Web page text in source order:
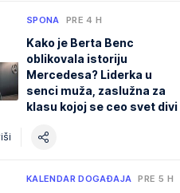
SPONA PRE 4 H
Kako je Berta Benc
oblikovala istoriju
Mercedesa? Liderka u
senci muža, zaslužna za
klasu kojoj se ceo svet divi
KALENDAR DOGAĐAJA PRE 5 H